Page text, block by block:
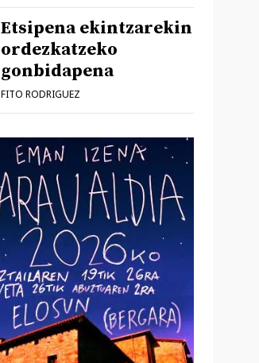
Etsipena ekintzarekin
ordezkatzeko
gonbidapena
FITO RODRIGUEZ